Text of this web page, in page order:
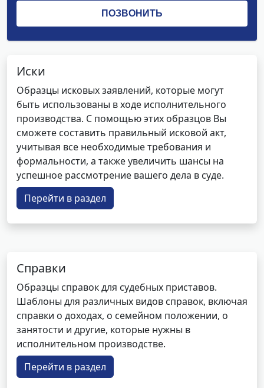
Иски
Образцы исковых заявлений, которые могут
быть использованы в ходе исполнительного
производства. С помощью этих образцов Вы
сможете составить правильный исковой акт,
учитывая все необходимые требования и
формальности, а также увеличить шансы на
успешное рассмотрение вашего дела в суде.
Перейти в раздел
Справки
Образцы справок для судебных приставов.
Шаблоны для различных видов справок, включая
справки о доходах, о семейном положении, о
занятости и другие, которые нужны в
исполнительном производстве.
Перейти в раздел